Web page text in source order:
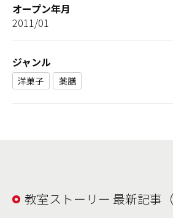
オープン年月
2011/01
ジャンル
洋菓子 薬膳
教室ストーリー 最新記事